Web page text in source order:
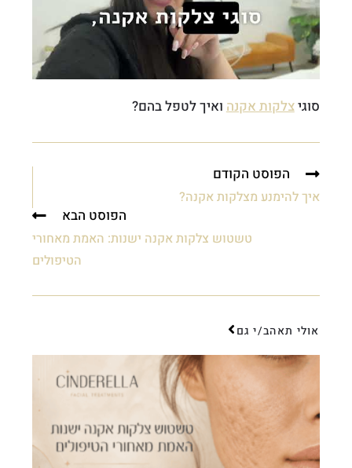
סוגיצלקות אקנה ואיך לטפל בהם?
הפוסט הקודם
איך להימנע מצלקות אקנה?
הפוסט הבא
טשטוש צלקות אקנה ישנות: האמת מאחורי
הטיפולים
אולי תאהב/י גם